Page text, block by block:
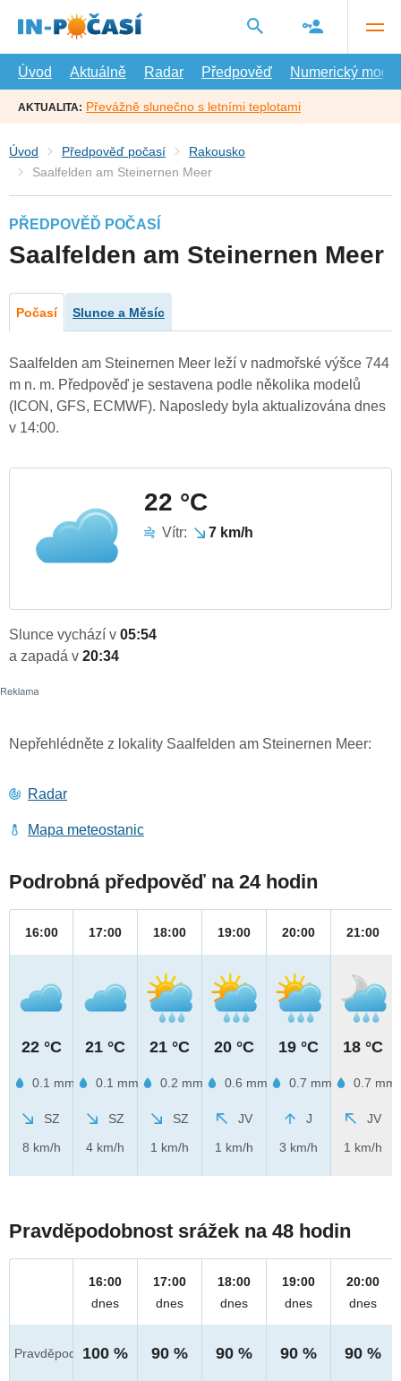
hlavní
Úvod
Aktuálně Radar Předpověď Numerický model
AKTUALITA: Převážně slunečno s letními teplotami
Úvod Předpověď počasí
Rakousko
Saalfelden am Steinernen Meer
PŘEDPOVĚĎ POČASÍ
Saalfelden am Steinernen Meer
Počasí Slunce a Měsíc
Saalfelden am Steinernen Meer leží v nadmořské výšce 744
m n. m. Předpověď je sestavena podle několika modelů
(ICON, GFS, ECMWF). Naposledy byla aktualizována dnes
v 14:00.
22 °C
Vítr: 7 km/h
Slunce vychází v 05:54
a zapadá v 20:34
Nepřehlédněte z lokality Saalfelden am Steinernen Meer:
Radar
Mapa meteostanic
Podrobná předpověď na 24 hodin
16:00
22 °C
0.1 mm
SZ
8 km/h
17:00
21 °C
0.1 mm
SZ
4 km/h
18:00
21 °C
0.2 mm
SZ
1 km/h
19:00
20 °C
0.6 mm
JV
1 km/h
20:00
19 °C
0.7 mm
J
3 km/h
21:00
18 °C
0.7 mm
JV
1 km/h
Pravděpodobnost srážek na 48 hodin
Pravděpod.
16:00
dnes
100 %
17:00
dnes
90 %
18:00
dnes
90 %
19:00
dnes
90 %
20:00
dnes
90 %